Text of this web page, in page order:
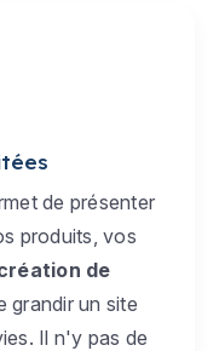
de présenter
produits, vos
de
grandir un site
Il n'y pas de